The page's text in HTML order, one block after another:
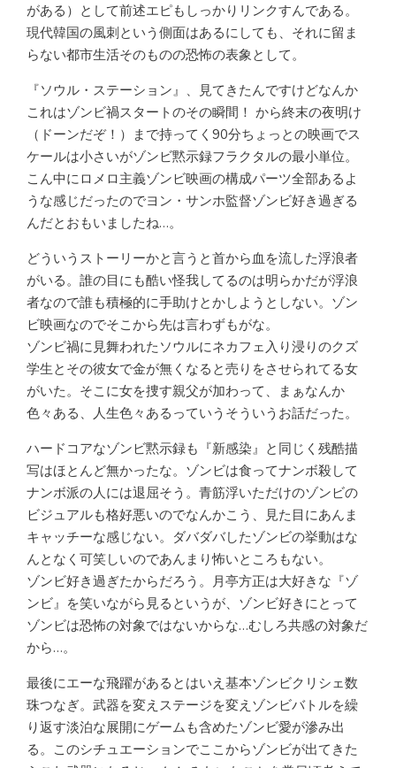
がある）として前述エピもしっかりリンクすんである。
現代韓国の風刺という側面はあるにしても、それに留ま
らない都市生活そのものの恐怖の表象として。
『ソウル・ステーション』、見てきたんですけどなんか
これはゾンビ禍スタートのその瞬間！ から終末の夜明け
（ドーンだぞ！）まで持ってく90分ちょっとの映画でス
ケールは小さいがゾンビ黙示録フラクタルの最小単位。
こん中にロメロ主義ゾンビ映画の構成パーツ全部あるよ
うな感じだったのでヨン・サンホ監督ゾンビ好き過ぎる
んだとおもいましたね…。
どういうストーリーかと言うと首から血を流した浮浪者
がいる。誰の目にも酷い怪我してるのは明らかだが浮浪
者なので誰も積極的に手助けとかしようとしない。ゾン
ビ映画なのでそこから先は言わずもがな。
ゾンビ禍に見舞われたソウルにネカフェ入り浸りのクズ
学生とその彼女で金が無くなると売りをさせられてる女
がいた。そこに女を捜す親父が加わって、まぁなんか
色々ある、人生色々あるっていうそういうお話だった。
ハードコアなゾンビ黙示録も『新感染』と同じく残酷描
写はほとんど無かったな。ゾンビは食ってナンボ殺して
ナンボ派の人には退屈そう。青筋浮いただけのゾンビの
ビジュアルも格好悪いのでなんかこう、見た目にあんま
キャッチーな感じない。ダバダバしたゾンビの挙動はな
んとなく可笑しいのであんまり怖いところもない。
ゾンビ好き過ぎたからだろう。月亭方正は大好きな『ゾ
ンビ』を笑いながら見るというが、ゾンビ好きにとって
ゾンビは恐怖の対象ではないからな…むしろ共感の対象だ
から…。
最後にエーな飛躍があるとはいえ基本ゾンビクリシェ数
珠つなぎ。武器を変えステージを変えゾンビバトルを繰
り返す淡泊な展開にゲームも含めたゾンビ愛が滲み出
る。このシチュエーションでここからゾンビが出てきた